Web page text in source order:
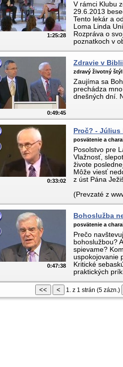
1:25:28
V rámci Klubu
29.6.2013
Tento lekár a
Loma Linda
Rozpráva o
poznatkoch v
0:49:45
Zdravie v
zdravý životný
Zaujíma sa
prechádza
dnešných dní.
0:33:02
Proč? - Július
posvätenie a
Posolstvo pre
Vlažnosť,
živote
Môže viesť
z úst Pána
(Prevzaté z
0:47:38
Bohoslužba
posvätenie a
Prečo
bohoslužbou?
spievame?
uspokojovanie
Kritické
praktických
1. z 1 strán (5 zázn.)